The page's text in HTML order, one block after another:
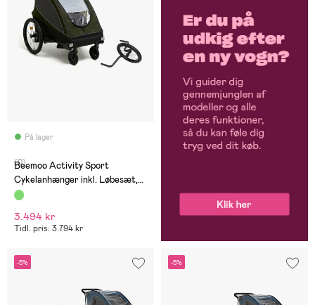
På lager
(0)
Beemoo Activity Sport
Cykelanhænger inkl. Løbesæt,
Green
3.494 kr
Tidl. pris: 3.794 kr
-5% -5%